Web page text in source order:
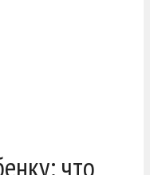
что